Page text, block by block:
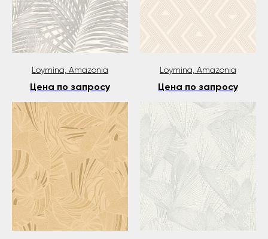
Loymina, Amazonia
Цена по запросу
Loymina, Amazonia
Цена по запросу